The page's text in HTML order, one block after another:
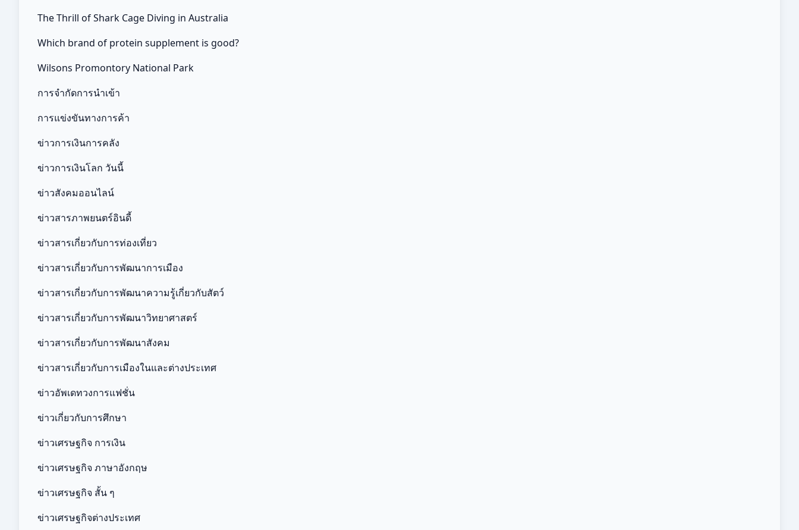
The Thrill of Shark Cage Diving in Australia
Which brand of protein supplement is good?
Wilsons Promontory National Park
การจำกัดการนำเข้า
การแข่งขันทางการค้า
ข่าวการเงินการคลัง
ข่าวการเงินโลก วันนี้
ข่าวสังคมออนไลน์
ข่าวสารภาพยนตร์อินดี้
ข่าวสารเกี่ยวกับการท่องเที่ยว
ข่าวสารเกี่ยวกับการพัฒนาการเมือง
ข่าวสารเกี่ยวกับการพัฒนาความรู้เกี่ยวกับสัตว์
ข่าวสารเกี่ยวกับการพัฒนาวิทยาศาสตร์
ข่าวสารเกี่ยวกับการพัฒนาสังคม
ข่าวสารเกี่ยวกับการเมืองในและต่างประเทศ
ข่าวอัพเดทวงการแฟชั่น
ข่าวเกี่ยวกับการศึกษา
ข่าวเศรษฐกิจ การเงิน
ข่าวเศรษฐกิจ ภาษาอังกฤษ
ข่าวเศรษฐกิจ สั้น ๆ
ข่าวเศรษฐกิจต่างประเทศ